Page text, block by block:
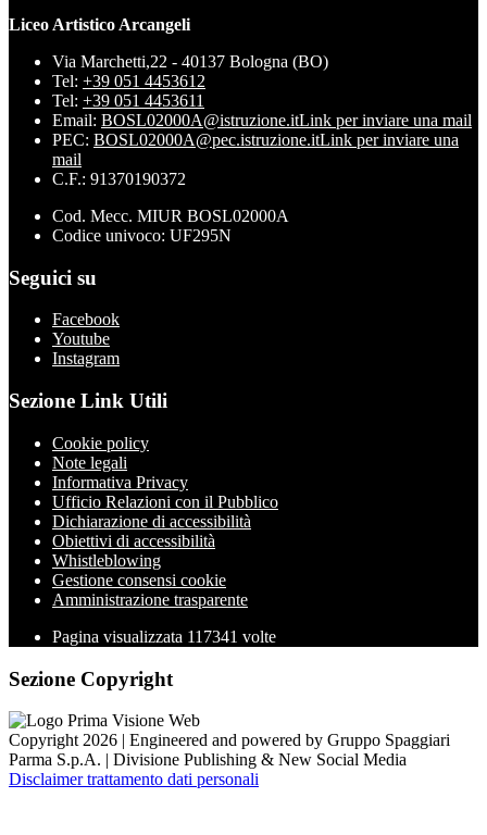
Liceo Artistico Arcangeli
Via Marchetti,22 - 40137 Bologna (BO)
Tel: +39 051 4453612
Tel: +39 051 4453611
Email: BOSL02000A@istruzione.itLink per inviare una mail
PEC: BOSL02000A@pec.istruzione.itLink per inviare una
mail
C.F.: 91370190372
Cod. Mecc. MIUR BOSL02000A
Codice univoco: UF295N
Seguici su
Facebook
Youtube
Instagram
Sezione Link Utili
Cookie policy
Note legali
Informativa Privacy
Ufficio Relazioni con il Pubblico
Dichiarazione di accessibilità
Obiettivi di accessibilità
Whistleblowing
Gestione consensi cookie
Amministrazione trasparente
Pagina visualizzata 117341 volte
Sezione Copyright
Copyright 2026 | Engineered and powered by Gruppo Spaggiari
Parma S.p.A. | Divisione Publishing & New Social Media
Disclaimer trattamento dati personali